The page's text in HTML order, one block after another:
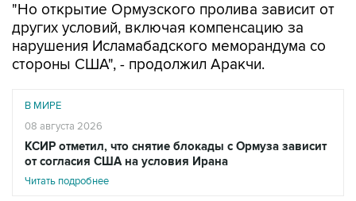
"Но открытие Ормузского пролива зависит от
других условий, включая компенсацию за
нарушения Исламабадского меморандума со
стороны США", - продолжил Аракчи.
В МИРЕ
08 августа 2026
КСИР отметил, что снятие блокады с Ормуза зависит
от согласия США на условия Ирана
Читать подробнее